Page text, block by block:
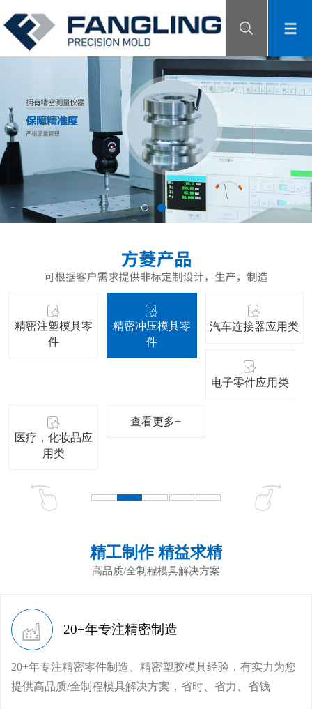
精密注塑模具零
件
精密冲压模具零
件
汽车连接器应用类
电子零件应用类
医疗，化妆品应
用类
查看更多+
精工制作 精益求精
高品质/全制程模具解决方案
20+年专注精密制造
20+年专注精密零件制造、精密塑胶模具经验，有实力为您
提供高品质/全制程模具解决方案，省时、省力、省钱